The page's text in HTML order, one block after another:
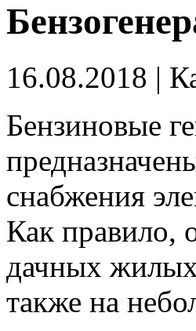
16.08.2018 |
Бензиновые
снабжения
Как правило,
дачных жилых
также на